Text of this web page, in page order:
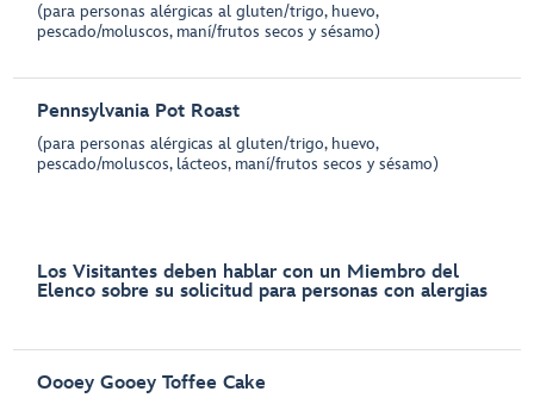
(para personas alérgicas al gluten/trigo, huevo,
pescado/moluscos, maní/frutos secos y sésamo)
Pennsylvania Pot Roast
(para personas alérgicas al gluten/trigo, huevo,
pescado/moluscos, lácteos, maní/frutos secos y sésamo)
Los Visitantes deben hablar con un Miembro del
Elenco sobre su solicitud para personas con alergias
Oooey Gooey Toffee Cake